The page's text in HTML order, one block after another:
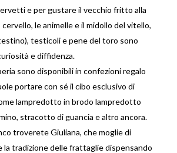
e per gustare il vecchio fritto alla
le animelle e il midollo del vitello,
testicoli e pene del toro sono
e diffidenza.
sono disponibili in confezioni regalo
portare con sé il cibo esclusivo di
lampredotto in brodo lampredotto
stracotto di guancia e altro ancora.
troverete Giuliana, che moglie di
la tradizione delle frattaglie dispensando